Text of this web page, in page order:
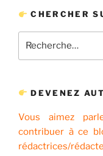
CHERCHER
pour
DEVENEZ
Vous aimez
contribuer à ce
rédactrices/